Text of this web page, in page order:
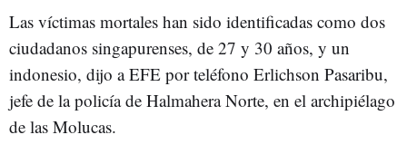
Las víctimas mortales han sido identificadas como dos
ciudadanos singapurenses, de 27 y 30 años, y un
indonesio, dijo a EFE por teléfono Erlichson Pasaribu,
jefe de la policía de Halmahera Norte, en el archipiélago
de las Molucas.